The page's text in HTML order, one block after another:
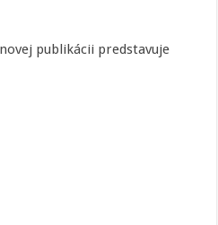
publikácii predstavuje